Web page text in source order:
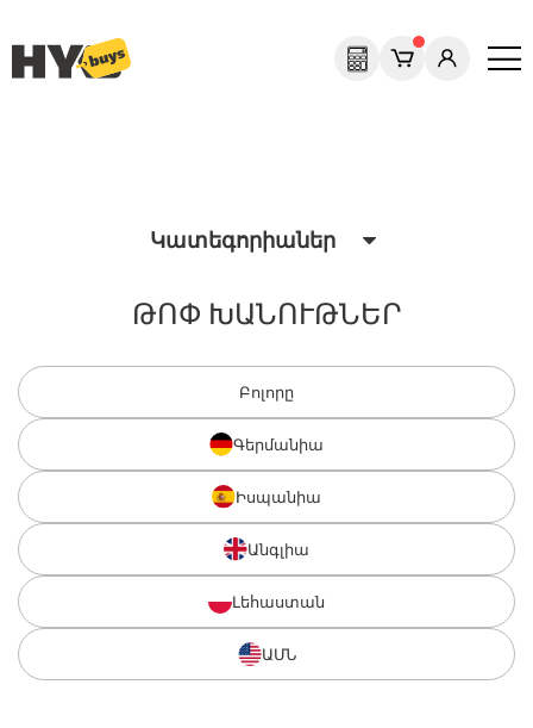
Կատեգորիաներ
ԹՈՓ ԽԱՆՈՒԹՆԵՐ
Բոլորը
Գերմանիա
Իսպանիա
Անգլիա
Լեհաստան
ԱՄՆ